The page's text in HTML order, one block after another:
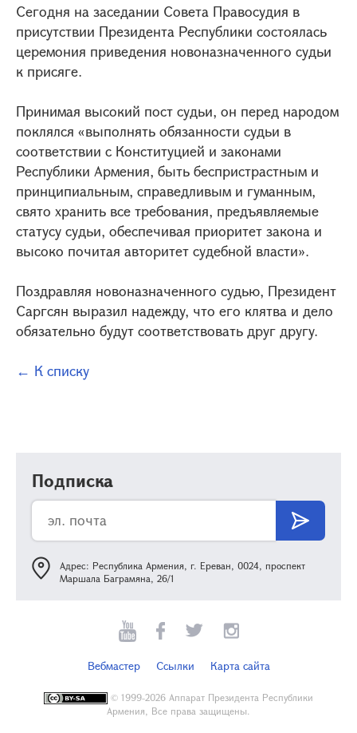
Сегодня на заседании Совета Правосудия в
присутствии Президента Республики состоялась
церемония приведения новоназначенного судьи
к присяге.
Принимая высокий пост судьи, он перед народом
поклялся «выполнять обязанности судьи в
соответствии с Конституцией и законами
Республики Армения, быть беспристрастным и
принципиальным, справедливым и гуманным,
свято хранить все требования, предъявляемые
статусу судьи, обеспечивая приоритет закона и
высоко почитая авторитет судебной власти».
Поздравляя новоназначенного судью, Президент
Саргсян выразил надежду, что его клятва и дело
обязательно будут соответствовать друг другу.
← К списку
Подписка
Адрес: Республика Армения, г. Ереван, 0024, проспект
Маршала Баграмяна, 26/1
Вебмастер Ссылки Карта сайта
© 1999-2026 Аппарат Президента Республики
Армения, Все права защищены.